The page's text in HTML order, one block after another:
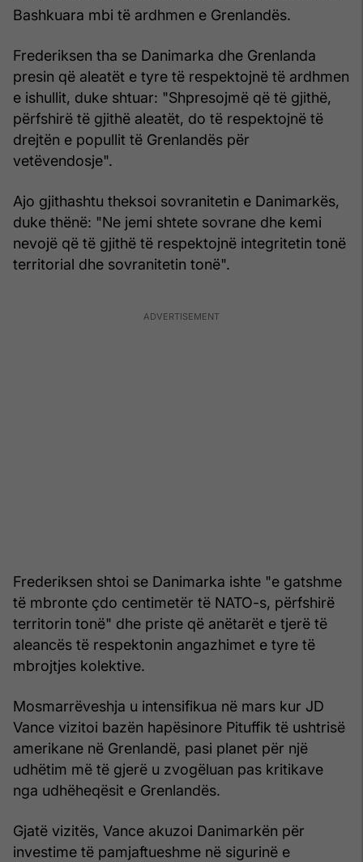
Bashkuara mbi të ardhmen e Grenlandës.
Frederiksen tha se Danimarka dhe Grenlanda
presin që aleatët e tyre të respektojnë të ardhmen
e ishullit, duke shtuar: "Shpresojmë që të gjithë,
përfshirë të gjithë aleatët, do të respektojnë të
drejtën e popullit të Grenlandës për
vetëvendosje".
Ajo gjithashtu theksoi sovranitetin e Danimarkës,
duke thënë: "Ne jemi shtete sovrane dhe kemi
nevojë që të gjithë të respektojnë integritetin tonë
territorial dhe sovranitetin tonë".
Frederiksen shtoi se Danimarka ishte "e gatshme
të mbronte çdo centimetër të NATO-s, përfshirë
territorin tonë" dhe priste që anëtarët e tjerë të
aleancës të respektonin angazhimet e tyre të
mbrojtjes kolektive.
Mosmarrëveshja u intensifikua në mars kur JD
Vance vizitoi bazën hapësinore Pituffik të ushtrisë
amerikane në Grenlandë, pasi planet për një
udhëtim më të gjerë u zvogëluan pas kritikave
nga udhëheqësit e Grenlandës.
Gjatë vizitës, Vance akuzoi Danimarkën për
investime të pamjaftueshme në sigurinë e